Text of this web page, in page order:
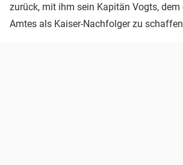
zurück, mit ihm sein Kapitän Vogts, dem
Amtes als Kaiser-Nachfolger zu